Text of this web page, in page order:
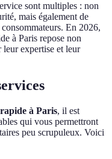
sont multiples : non
mais également de
En 2026,
à Paris repose non
leur expertise et leur
à Paris, il est
qui vous permettront
peu scrupuleux. Voici